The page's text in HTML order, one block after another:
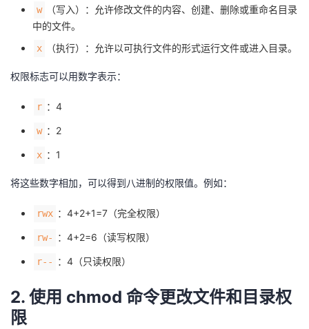
动
关
者
课
的
我
支
术
云
w
（写入）：允许修改文件的内容、创建、删除或重命名目录
中的文件。
x （执行）：允许以可执行文件的形式运行文件或进入目录。
权限标志可以用数字表示：
r ：4
w ：2
x ：1
将这些数字相加，可以得到八进制的权限值。例如：
rwx ：4+2+1=7（完全权限）
rw- ：4+2=6（读写权限）
r-- ：4（只读权限）
2. 使用 chmod 命令更改文件和目录权
限